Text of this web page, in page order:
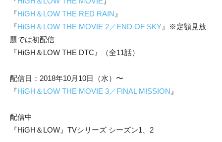
『HiGH＆LOW THE RED RAIN 』
『HiGH＆LOW THE MOVIE 2／END OF SKY 』※定額見放
題では初配信
『HiGH＆LOW THE DTC』（全11話）
配信日：2018年10月10日（水）〜
『HiGH＆LOW THE MOVIE 3／FINAL MISSION 』
配信中
『HiGH＆LOW』TVシリーズ シーズン1、2